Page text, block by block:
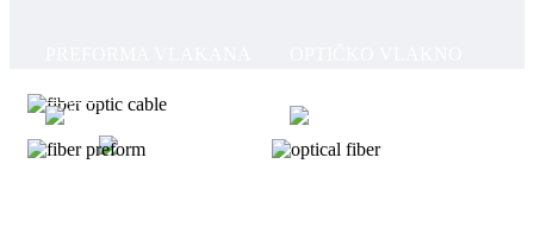
Čitaj Više